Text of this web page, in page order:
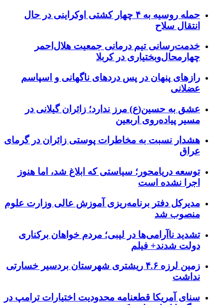
حمله روسیه به ۴ چهار کشتی اوکراینی در حال
انتقال سلاح
خدمت‌رسانی تیم درمانی جمعیت هلال‌احمر
چهارمحال‌وبختیاری در کربلا
رازهای پنهان در پس دردهای ناگهانی و اسپاسم
عضلانی
عشق به حسین(ع) مرز ندارد؛ زائران گیلانی در
مسیر پیاده‌روی اربعین
هشدار نسبت به مخاطرات پوستی زائران در گرمای
عراق
توسعه دریامحور؛ سیاستی که ابلاغ شد، اما هنوز
اجرا نشده است
مدیرکل دفتر برنامه‌ریزی آموزش عالی وزارت علوم
منصوب شد
تشدید ناآرامی‌ها در لیبی؛ مردم خواهان برکناری
دولت شدند+ فیلم
زمین لرزه ۴.۶ ریشتری شهرستان بردسیر خسارتی
نداشت
سنای آمریکا قطعنامه محدودیت اختیارات ترامپ در